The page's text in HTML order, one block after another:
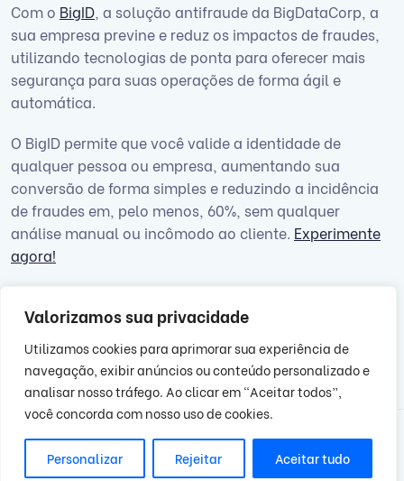
Valorizamos sua privacidade
Utilizamos cookies para aprimorar sua experiência de
navegação, exibir anúncios ou conteúdo personalizado e
analisar nosso tráfego. Ao clicar em “Aceitar todos”,
você concorda com nosso uso de cookies.
Personalizar Rejeitar Aceitar tudo
Com o BigID , a solução antifraude da BigDataCorp, a
sua empresa previne e reduz os impactos de fraudes,
utilizando tecnologias de ponta para oferecer mais
segurança para suas operações de forma ágil e
automática.
O BigID permite que você valide a identidade de
qualquer pessoa ou empresa, aumentando sua
conversão de forma simples e reduzindo a incidência
de fraudes em, pelo menos, 60%, sem qualquer
análise manual ou incômodo ao cliente. Experimente
agora!
2025 BigDataCorp. Todos os direitos reservados